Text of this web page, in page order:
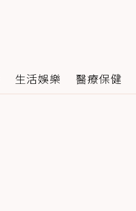
生活娛樂 醫療保健